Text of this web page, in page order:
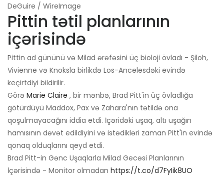
DeGuire / WireImage
Pittin tətil planlarının
içərisində
Pittin ad gününü və Milad ərəfəsini üç bioloji övladı - Şiloh,
Vivienne və Knoksla birlikdə Los-Ancelesdəki evində
keçirtdiyi bildirilir.
Görə Marie Claire , bir mənbə, Brad Pitt'in üç övladlığa
götürdüyü Maddox, Pax və Zahara'nın tətildə ona
qoşulmayacağını iddia etdi. İçəridəki uşaq, altı uşağın
hamısının dəvət edildiyini və istədikləri zaman Pitt'in evində
qonaq olduqlarını qeyd etdi.
Brad Pitt-in Gənc Uşaqlarla Milad Gecəsi Planlarının
İçərisində - Monitor olmadan https://t.co/d7FyIik8UO